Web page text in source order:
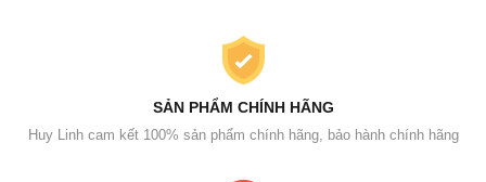
SẢN PHẨM CHÍNH HÃNG
Huy Linh cam kết 100% sản phẩm chính hãng, bảo hành chính hãng